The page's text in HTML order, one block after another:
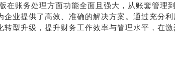
在账务处理方面功能全面且强大，从账套管理
企业提供了高效、准确的解决方案。通过充分
转型升级，提升财务工作效率与管理水平，在